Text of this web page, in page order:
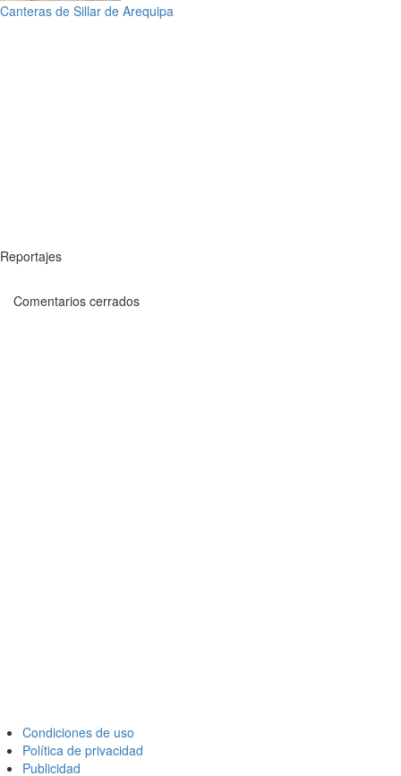
Canteras de Sillar de Arequipa
Reportajes
Comentarios cerrados
Condiciones de uso
Política de privacidad
Publicidad